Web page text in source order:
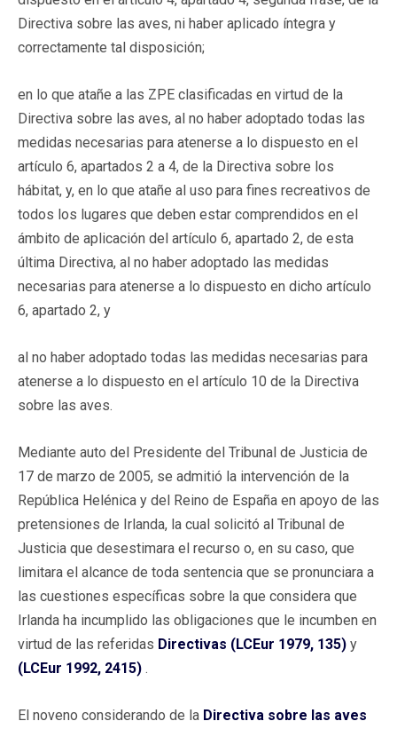
Directiva sobre las aves, ni haber aplicado íntegra y
correctamente tal disposición;
en lo que atañe a las ZPE clasificadas en virtud de la
Directiva sobre las aves, al no haber adoptado todas las
medidas necesarias para atenerse a lo dispuesto en el
artículo 6, apartados 2 a 4, de la Directiva sobre los
hábitat, y, en lo que atañe al uso para fines recreativos de
todos los lugares que deben estar comprendidos en el
ámbito de aplicación del artículo 6, apartado 2, de esta
última Directiva, al no haber adoptado las medidas
necesarias para atenerse a lo dispuesto en dicho artículo
6, apartado 2, y
al no haber adoptado todas las medidas necesarias para
atenerse a lo dispuesto en el artículo 10 de la Directiva
sobre las aves.
Mediante auto del Presidente del Tribunal de Justicia de
17 de marzo de 2005, se admitió la intervención de la
República Helénica y del Reino de España en apoyo de las
pretensiones de Irlanda, la cual solicitó al Tribunal de
Justicia que desestimara el recurso o, en su caso, que
limitara el alcance de toda sentencia que se pronunciara a
las cuestiones específicas sobre la que considera que
Irlanda ha incumplido las obligaciones que le incumben en
virtud de las referidas Directivas (LCEur 1979, 135) y
(LCEur 1992, 2415) .
El noveno considerando de la Directiva sobre las aves